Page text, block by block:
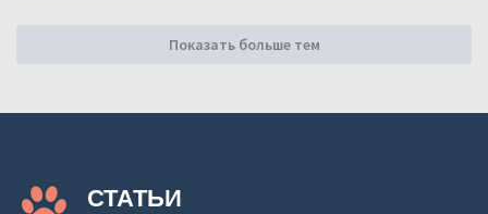
Показать больше тем
СТАТЬИ